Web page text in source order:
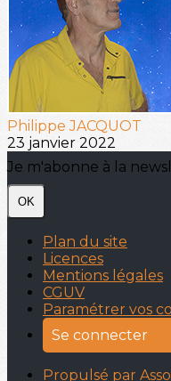
Philippe JACQUOT
23 janvier 2022
Je m'abonne à la
OK
Plan du site
Licences
Mentions légales
CGUV
Paramétrer vos
Se connecter
Propulsé par